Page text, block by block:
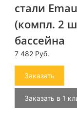
стали
(компл. 2
бассейна
7 482 Руб.
Заказать
Заказать в 1